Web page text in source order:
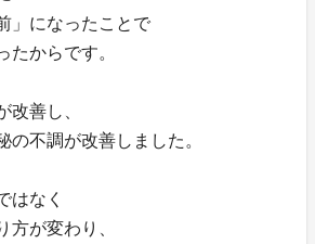
」になったことで
たからです。
改善し、
の不調が改善しました。
はなく
方が変わり、